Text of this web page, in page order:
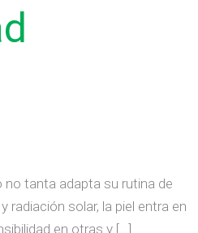
no tanta adapta su rutina de
radiación solar, la piel entra en
en otras y […]